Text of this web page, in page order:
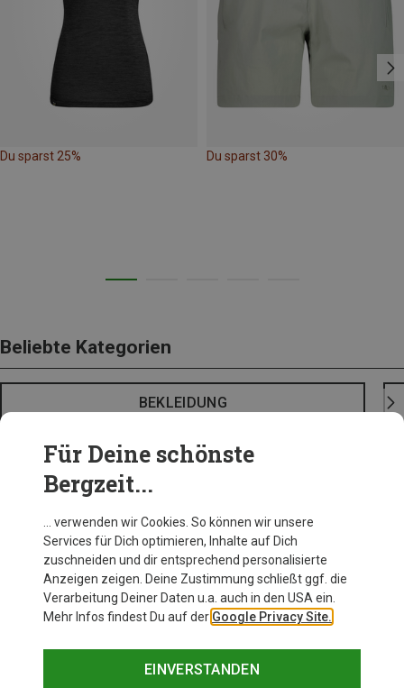
Du sparst 25% Du sparst 30%
Beliebte Kategorien
BEKLEIDUNG
Für Deine schönste
Bergzeit...
… verwenden wir Cookies. So können wir unsere
Services für Dich optimieren, Inhalte auf Dich
zuschneiden und dir entsprechend personalisierte
Anzeigen zeigen. Deine Zustimmung schließt ggf. die
Verarbeitung Deiner Daten u.a. auch in den USA ein.
Mehr Infos findest Du auf der Google Privacy Site.
EINVERSTANDEN